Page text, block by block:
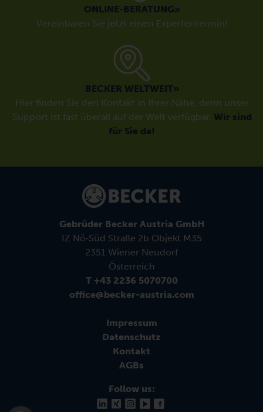
ONLINE-BERATUNG»
Vereinbaren Sie jetzt einen Expertentermin!
BECKER WELTWEIT»
Hier finden Sie den Kontakt in Ihrer Nähe, denn unser
Support ist fast überall auf der Welt verfügbar. Wir sind
für Sie da!
Gebrüder Becker Austria GmbH
IZ Nö‑Süd Straße 2b Objekt M35
2351 Wiener Neudorf
Österreich
T +43 2236 5070700
office@becker-austria.com
Impressum
Datenschutz
Kontakt
AGBs
Follow us: